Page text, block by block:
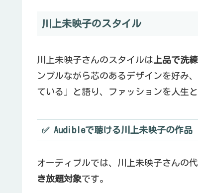
川上未映子のスタイル
川上未映子さんのスタイルは 上品で洗
ンプルながら芯のあるデザインを好み
ている」と語り、ファッションを人生
✅ Audibleで聴ける川上未映子の作品
オーディブルでは、川上未映子さんの
き放題対象です。